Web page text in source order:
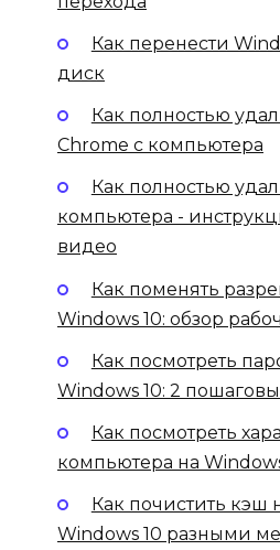
Как перенести
диск
Как полностью
Chrome с компьютера
Как полностью
компьютера -
видео
Как поменять
Windows 10: обзор
Как посмотреть
Windows 10: 2
Как посмотреть
компьютера на
Как почистить кэш
Windows 10 разными